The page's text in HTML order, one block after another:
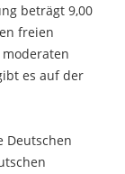
beträgt 9,00
freien
es auf der
Deutschen